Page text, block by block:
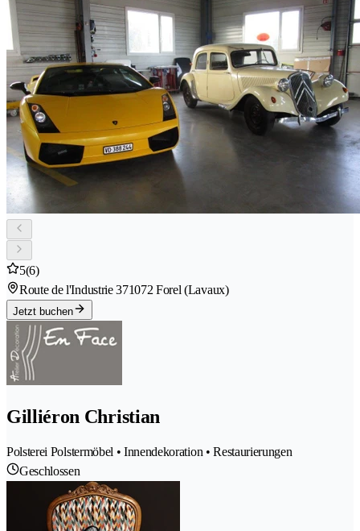
5(6)
Route de l'Industrie 371072 Forel (Lavaux)
Jetzt buchen
Gilliéron Christian
Polsterei Polstermöbel • Innendekoration • Restaurierungen
Geschlossen